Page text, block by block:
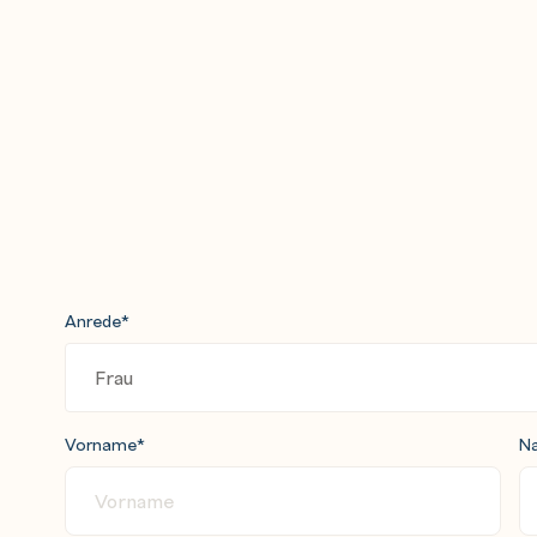
Ziele konfigurieren
Anrede*
Vorname*